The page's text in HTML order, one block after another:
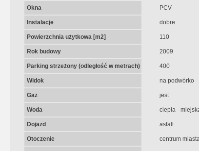
Okna PCV
Instalacje dobre
Powierzchnia użytkowa [m2] 110
Rok budowy 2009
Parking strzeżony (odległość w metrach) 400
Widok na podwórko
Gaz jest
Woda ciepła -
Dojazd asfalt
Otoczenie centrum